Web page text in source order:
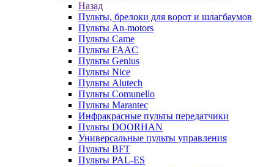
Назад
Пульты, брелоки для ворот и шлагбаумов
Пульты An-motors
Пульты Came
Пульты FAAC
Пульты Genius
Пульты Nice
Пульты Alutech
Пульты Сomunello
Пульты Marantec
Инфракрасные пульты передатчики
Пульты DOORHAN
Универсальные пульты управления
Пульты BFT
Пульты PAL-ES